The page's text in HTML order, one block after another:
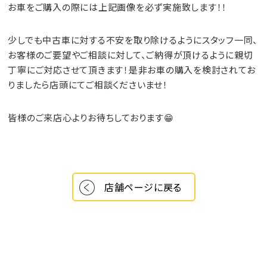
お車をご購入の際には上記画像を必ず実施致します！！
少しでも中古車に対する不安を取り除けるようにスタッフ一同、
お客様のご要望やご相談に対して、ご納得が頂けるように親切
丁寧にご対応させて頂きます！是非お車の購入を検討されてお
りましたら店頭にてご相談くださいませ！
皆様のご来店心よりお待ちしております😁
店舗ページに戻る